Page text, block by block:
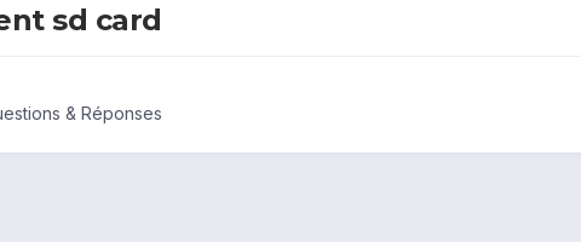
sd card
& Réponses